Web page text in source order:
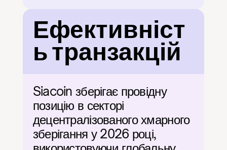
Ефективніст
ь транзакцій
Siacoin зберігає провідну
позицію в секторі
децентралізованого хмарного
зберігання у 2026 році,